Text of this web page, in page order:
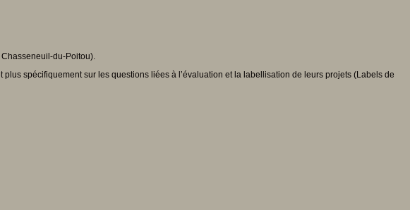
du-Poitou).
spécifiquement sur les questions liées à l’évaluation et la labellisation de leurs projets (Labels de